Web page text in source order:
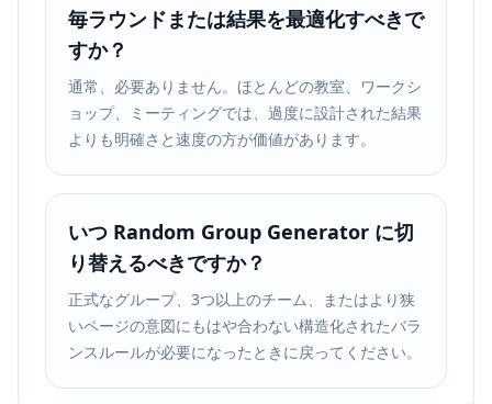
毎ラウンドまたは結果を最適化すべきで
すか？
通常、必要ありません。ほとんどの教室、ワークシ
ョップ、ミーティングでは、過度に設計された結果
よりも明確さと速度の方が価値があります。
いつ Random Group Generator に切
り替えるべきですか？
正式なグループ、3つ以上のチーム、またはより狭
いページの意図にもはや合わない構造化されたバラ
ンスルールが必要になったときに戻ってください。